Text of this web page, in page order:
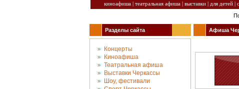
киноафиша | театральная афиша | выставки | для детей |
Разделы сайта
Концерты
Киноафиша
Театральная афиша
Выставки Черкассы
Шоу, фестивали
Афиша